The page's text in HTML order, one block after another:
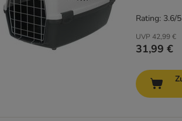
UVP 42,99 €
31,99 €
Rating: 3.6/5